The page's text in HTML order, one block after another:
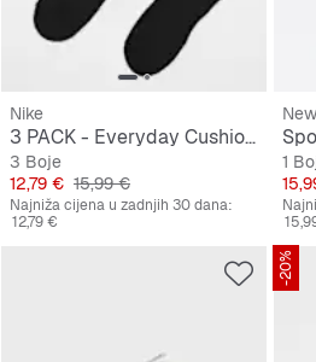
Nike
3 PACK - Everyday Cushioned Training Crew Socks
3 Boje
Cijena
12,79 € Originalna cijena
15,99 €
Najniža cijena u zadnjih 30 dana:
12,79 €
1
-20%